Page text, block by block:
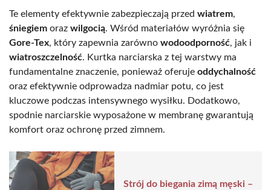
Te elementy efektywnie zabezpieczają przed wiatrem,
śniegiem oraz wilgocią. Wśród materiałów wyróżnia się
Gore-Tex, który zapewnia zarówno wodoodporność, jak i
wiatroszczelność. Kurtka narciarska z tej warstwy ma
fundamentalne znaczenie, ponieważ oferuje oddychalność
oraz efektywnie odprowadza nadmiar potu, co jest
kluczowe podczas intensywnego wysiłku. Dodatkowo,
spodnie narciarskie wyposażone w membranę gwarantują
komfort oraz ochronę przed zimnem.
Strój do biegania zimą męski –